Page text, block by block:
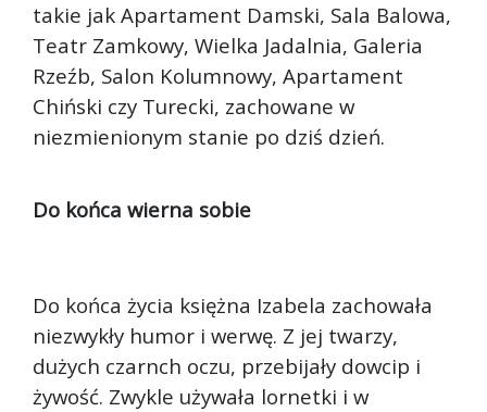
takie jak Apartament Damski, Sala Balowa,
Teatr Zamkowy, Wielka Jadalnia, Galeria
Rzeźb, Salon Kolumnowy, Apartament
Chiński czy Turecki, zachowane w
niezmienionym stanie po dziś dzień.
Do końca wierna sobie
Do końca życia księżna Izabela zachowała
niezwykły humor i werwę. Z jej twarzy,
dużych czarnch oczu, przebijały dowcip i
żywość. Zwykle używała lornetki i w